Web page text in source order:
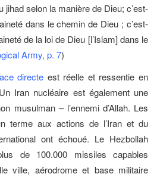
jihad selon la manière de Dieu; c’est-
dans le chemin de Dieu ; c’est-
de la loi de Dieu [l’Islam] dans le
Army, p. 7)
directe est réelle et ressentie en
Iran nucléaire est également une
musulman – l’ennemi d’Allah. Les
terme aux actions de l’Iran et du
ont échoué. Le Hezbollah
de 100.000 missiles capables
ville, aérodrome et base militaire